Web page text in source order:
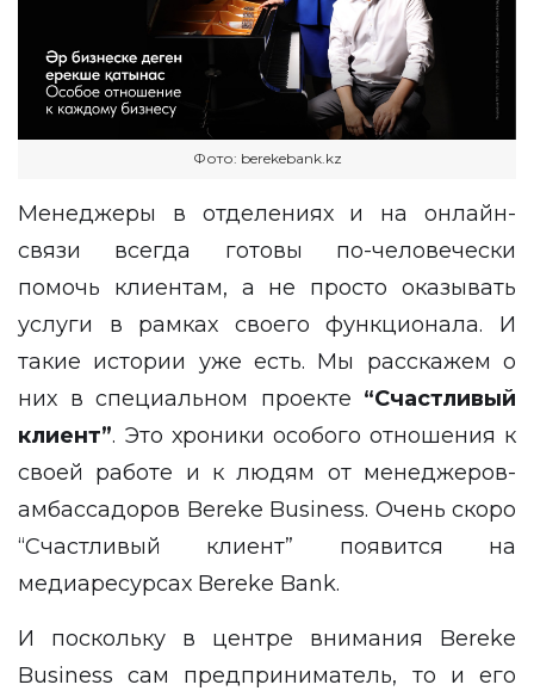
Фото: berekebank.kz
Менеджеры в отделениях и на онлайн-
связи всегда готовы по-человечески
помочь клиентам, а не просто оказывать
услуги в рамках своего функционала. И
такие истории уже есть. Мы расскажем о
них в специальном проекте “Счастливый
клиент”. Это хроники особого отношения к
своей работе и к людям от менеджеров-
амбассадоров Bereke Business. Очень скоро
“Счастливый клиент” появится на
медиаресурсах Bereke Bank.
И поскольку в центре внимания Bereke
Business сам предприниматель, то и его